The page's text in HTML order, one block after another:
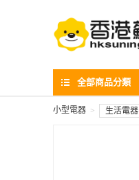
全部商品分類
小型電器 > 生活電器